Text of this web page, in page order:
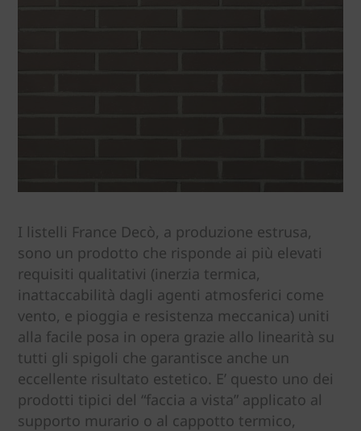
I listelli France Decò, a produzione estrusa,
sono un prodotto che risponde ai più elevati
requisiti qualitativi (inerzia termica,
inattaccabilità dagli agenti atmosferici come
vento, e pioggia e resistenza meccanica) uniti
alla facile posa in opera grazie allo linearità su
tutti gli spigoli che garantisce anche un
eccellente risultato estetico. E’ questo uno dei
prodotti tipici del “faccia a vista” applicato al
supporto murario o al cappotto termico,